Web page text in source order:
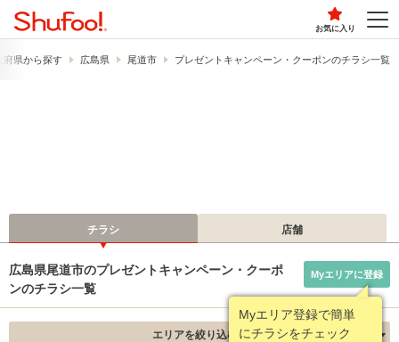
お気に入り
府県から探す 広島県 尾道市 プレゼントキャンペーン・クーポンのチラシ一覧
チラシ 店舗
広島県尾道市のプレゼントキャンペーン・クーポ
ンのチラシ一覧
Myエリア登録で簡単
にチラシをチェック
Myエリアに登録
エリアを絞り込む